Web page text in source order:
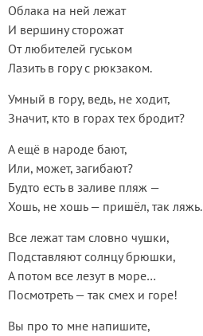
Облака на ней лежат
И вершину сторожат
От любителей гуськом
Лазить в гору с рюкзаком.
Умный в гору, ведь, не ходит,
Значит, кто в горах тех бродит?
А ещё в народе бают,
Или, может, загибают?
Будто есть в заливе пляж —
Хошь, не хошь — пришёл, так ляжь.
Все лежат там словно чушки,
Подставляют солнцу брюшки,
А потом все лезут в море…
Посмотреть — так смех и горе!
Вы про то мне напишите,